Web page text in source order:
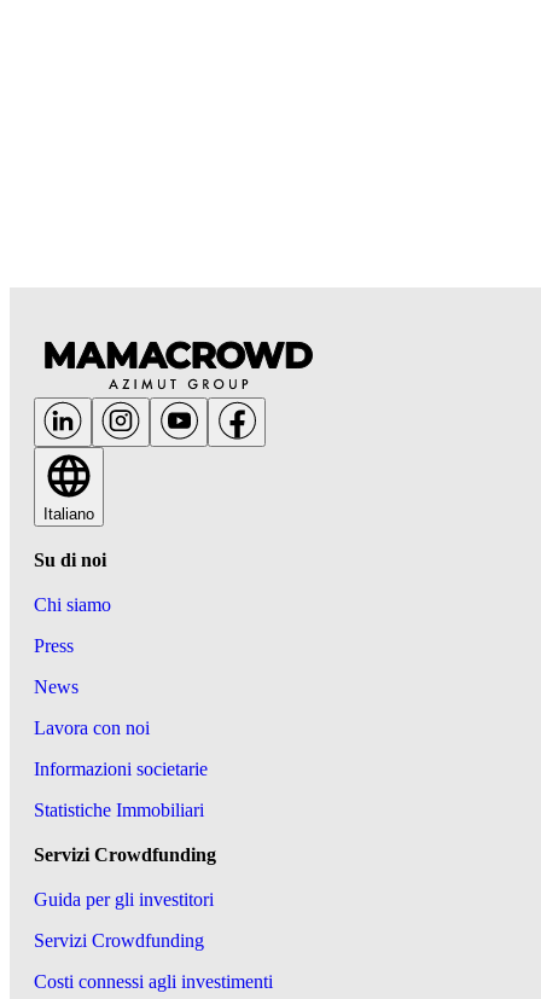
Italiano
Su di noi
Chi siamo
Press
News
Lavora con noi
Informazioni societarie
Statistiche Immobiliari
Servizi Crowdfunding
Guida per gli investitori
Servizi Crowdfunding
Costi connessi agli investimenti